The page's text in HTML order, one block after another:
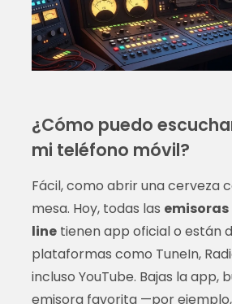
¿Cómo puedo
mi teléfono móvil?
Fácil, como abrir una cerveza
mesa. Hoy, todas las emisoras
linetienen app oficial o están
plataformas como TuneIn,
incluso YouTube. Bajas la app,
emisora favorita —por ejemplo,